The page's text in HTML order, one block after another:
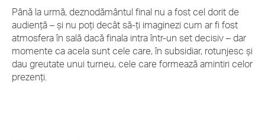
Până la urmă, deznodământul final nu a fost cel dorit de
audiență – și nu poți decât să-ți imaginezi cum ar fi fost
atmosfera în sală dacă finala intra într-un set decisiv – dar
momente ca acela sunt cele care, în subsidiar, rotunjesc și
dau greutate unui turneu, cele care formează amintiri celor
prezenți.